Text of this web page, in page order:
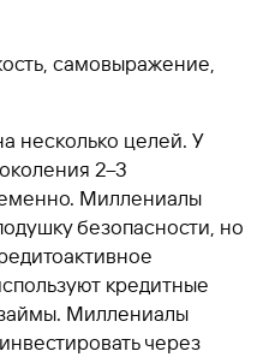
самовыражение,
несколько целей. У
2–3
Миллениалы
безопасности, но
кредитные
Миллениалы
через